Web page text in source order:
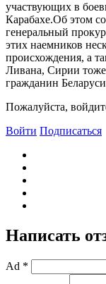
участвующих в
Карабахе.Об этом
генеральный
этих наемников
происхождения, а
Ливана, Сирии
гражданин
Пожалуйста,
Войти Подписаться
Написать
Ad *